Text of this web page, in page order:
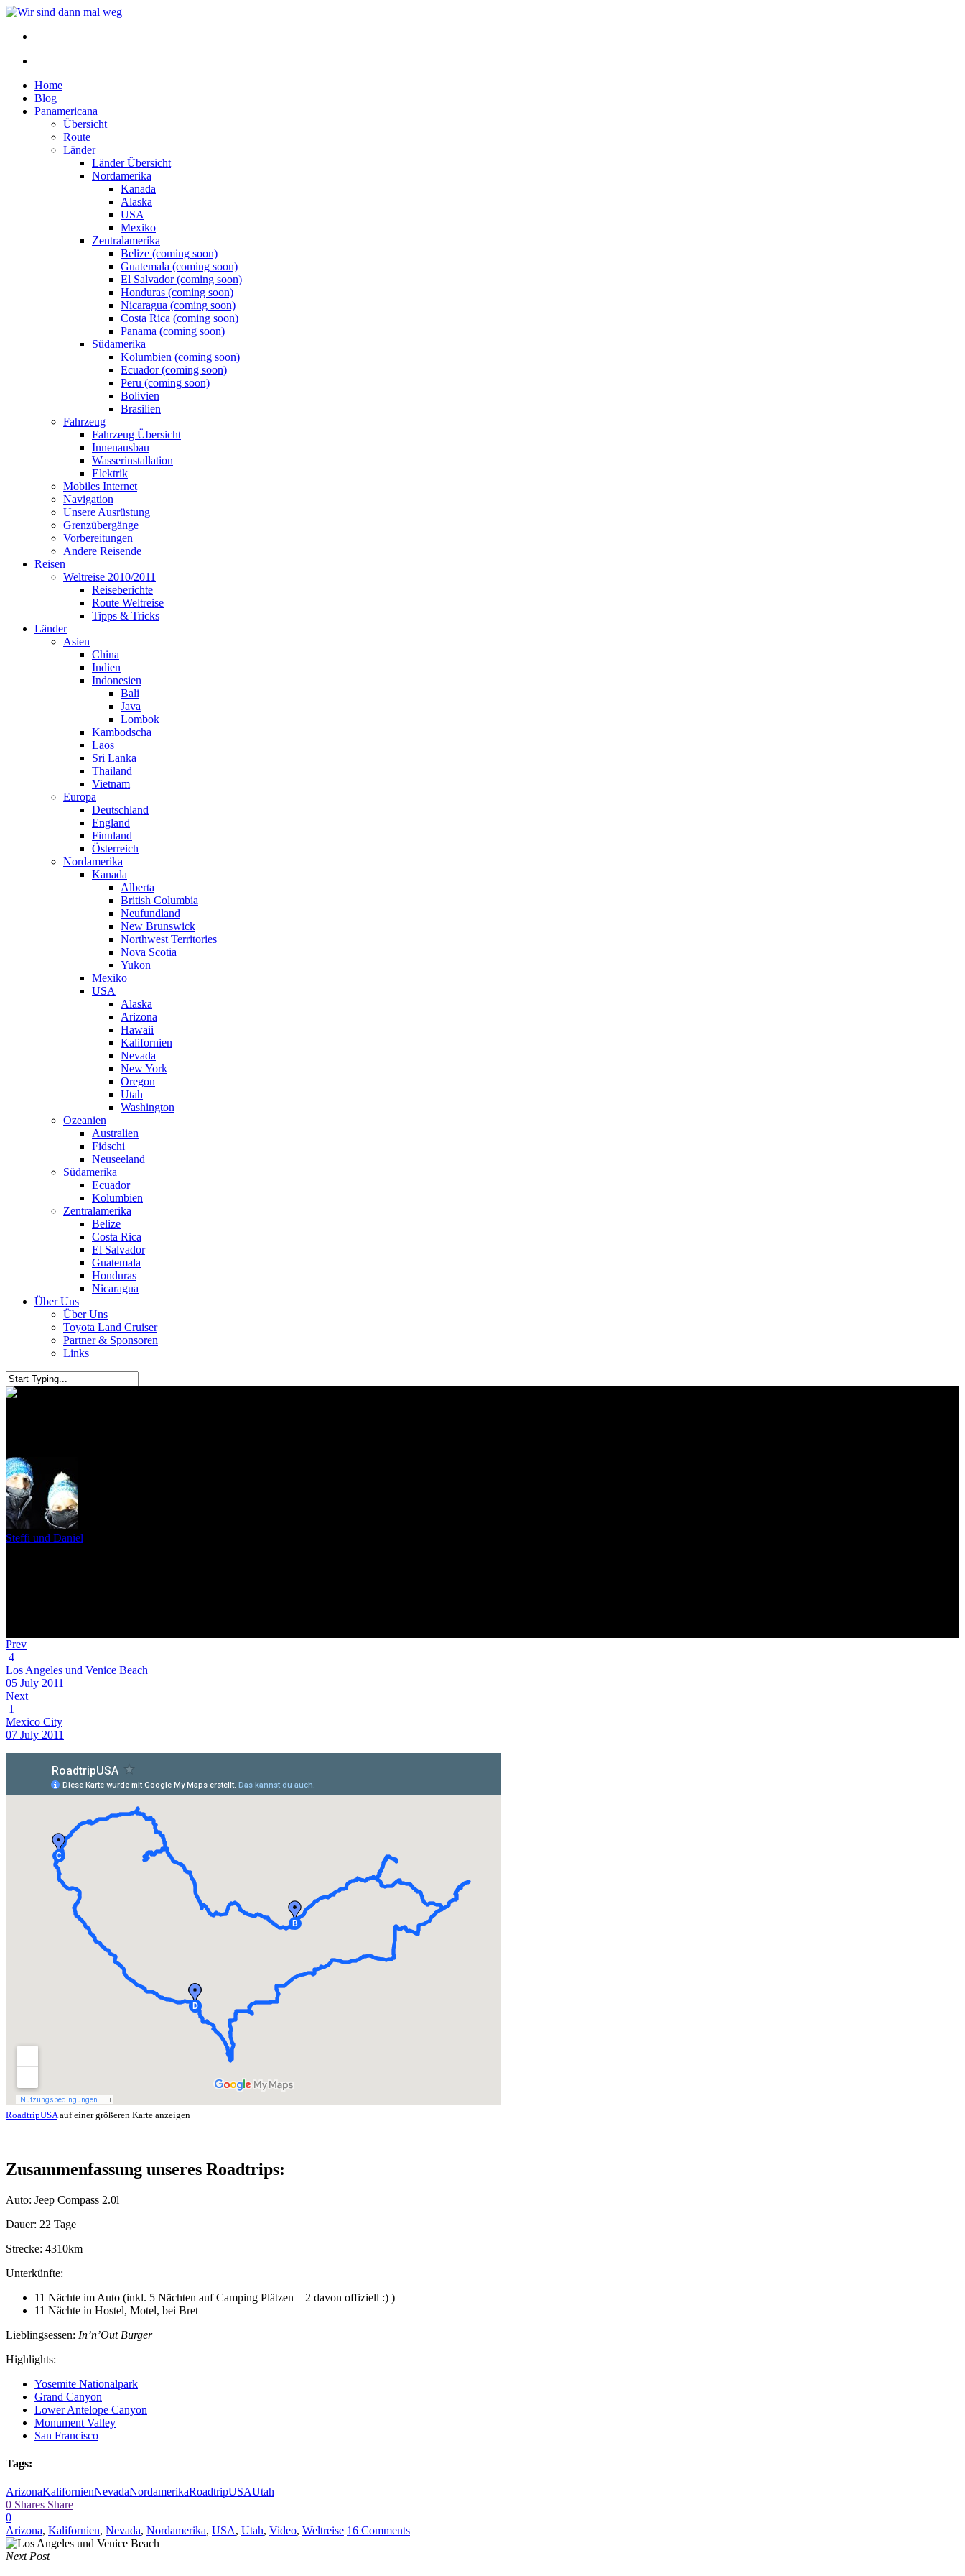
Home
Blog
Panamericana
Übersicht
Route
Länder
Länder Übersicht
Nordamerika
Kanada
Alaska
USA
Mexiko
Zentralamerika
Belize (coming soon)
Guatemala (coming soon)
El Salvador (coming soon)
Honduras (coming soon)
Nicaragua (coming soon)
Costa Rica (coming soon)
Panama (coming soon)
Südamerika
Kolumbien (coming soon)
Ecuador (coming soon)
Peru (coming soon)
Bolivien
Brasilien
Fahrzeug
Fahrzeug Übersicht
Innenausbau
Wasserinstallation
Elektrik
Mobiles Internet
Navigation
Unsere Ausrüstung
Grenzübergänge
Vorbereitungen
Andere Reisende
Reisen
Weltreise 2010/2011
Reiseberichte
Route Weltreise
Tipps & Tricks
Länder
Asien
China
Indien
Indonesien
Bali
Java
Lombok
Kambodscha
Laos
Sri Lanka
Thailand
Vietnam
Europa
Deutschland
England
Finnland
Österreich
Nordamerika
Kanada
Alberta
British Columbia
Neufundland
New Brunswick
Northwest Territories
Nova Scotia
Yukon
Mexiko
USA
Alaska
Arizona
Hawaii
Kalifornien
Nevada
New York
Oregon
Utah
Washington
Ozeanien
Australien
Fidschi
Neuseeland
Südamerika
Ecuador
Kolumbien
Zentralamerika
Belize
Costa Rica
El Salvador
Guatemala
Honduras
Nicaragua
Über Uns
Über Uns
Toyota Land Cruiser
Partner & Sponsoren
Links
Steffi und Daniel
Prev
4
Los Angeles und Venice Beach
05 July 2011
Next
1
Mexico City
07 July 2011
RoadtripUSAauf einer größeren Karte anzeigen
Zusammenfassung unseres Roadtrips:
Auto: Jeep Compass 2.0l
Dauer: 22 Tage
Strecke: 4310km
Unterkünfte:
11 Nächte im Auto (inkl. 5 Nächten auf Camping Plätzen – 2 davon offiziell :) )
11 Nächte in Hostel, Motel, bei Bret
Lieblingsessen: In’n’Out Burger
Highlights:
Yosemite Nationalpark
Grand Canyon
Lower Antelope Canyon
Monument Valley
San Francisco
Tags:
ArizonaKalifornienNevadaNordamerikaRoadtripUSAUtah
0 Shares Share
0
Arizona, Kalifornien, Nevada, Nordamerika, USA, Utah, Video, Weltreise 16 Comments
Next Post